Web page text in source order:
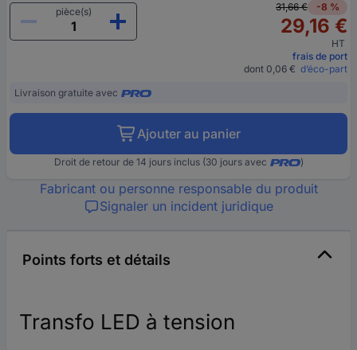
pièce(s)
31,66 €
-8 %
29,16 €
HT
frais de port
dont 0,06 € d’éco-part
Livraison gratuite avec
Ajouter au panier
Droit de retour de 14 jours inclus (30 jours avec )
Fabricant ou personne responsable du produit
Signaler un incident juridique
Points forts et détails
Transfo LED à tension